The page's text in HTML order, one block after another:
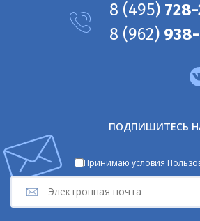
ПОДПИШИТЕСЬ
Принимаю условия
8 (495)
8 (962)